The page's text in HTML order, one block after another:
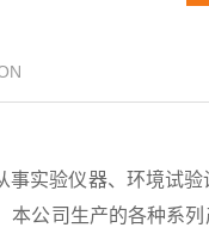
实验仪器、环境试
公司生产的各种系